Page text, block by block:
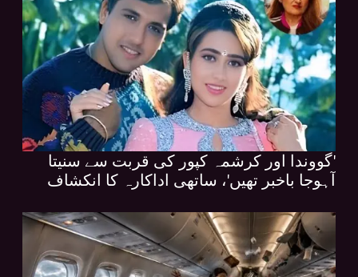
'گووندا اور کرشمہ کپور کی قربت سے سنیتا
آہوجا باخبر تھیں'، ساتھی اداکارہ کا انکشاف